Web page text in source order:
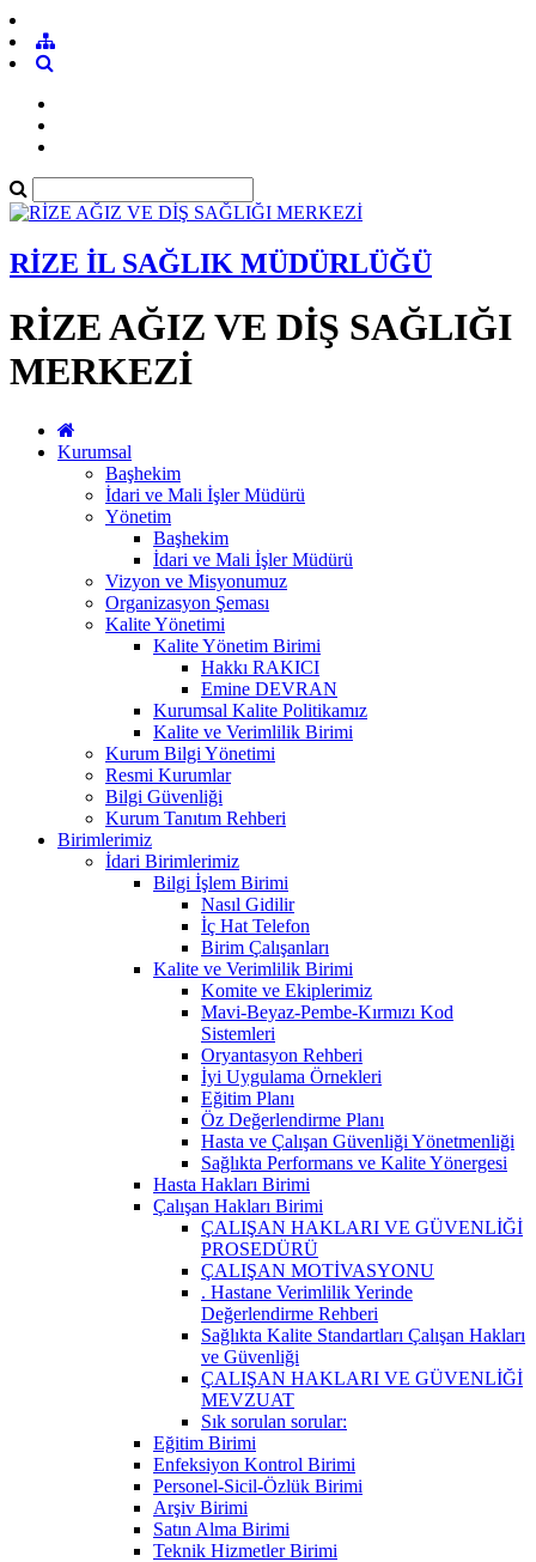
RİZE İL SAĞLIK MÜDÜRLÜĞÜ
RİZE AĞIZ VE DİŞ SAĞLIĞI
MERKEZİ
Kurumsal
Başhekim
İdari ve Mali İşler Müdürü
Yönetim
Başhekim
İdari ve Mali İşler Müdürü
Vizyon ve Misyonumuz
Organizasyon Şeması
Kalite Yönetimi
Kalite Yönetim Birimi
Hakkı RAKICI
Emine DEVRAN
Kurumsal Kalite Politikamız
Kalite ve Verimlilik Birimi
Kurum Bilgi Yönetimi
Resmi Kurumlar
Bilgi Güvenliği
Kurum Tanıtım Rehberi
Birimlerimiz
İdari Birimlerimiz
Bilgi İşlem Birimi
Nasıl Gidilir
İç Hat Telefon
Birim Çalışanları
Kalite ve Verimlilik Birimi
Komite ve Ekiplerimiz
Mavi-Beyaz-Pembe-Kırmızı Kod
Sistemleri
Oryantasyon Rehberi
İyi Uygulama Örnekleri
Eğitim Planı
Öz Değerlendirme Planı
Hasta ve Çalışan Güvenliği Yönetmenliği
Sağlıkta Performans ve Kalite Yönergesi
Hasta Hakları Birimi
Çalışan Hakları Birimi
ÇALIŞAN HAKLARI VE GÜVENLİĞİ
PROSEDÜRÜ
ÇALIŞAN MOTİVASYONU
. Hastane Verimlilik Yerinde
Değerlendirme Rehberi
Sağlıkta Kalite Standartları Çalışan Hakları
ve Güvenliği
ÇALIŞAN HAKLARI VE GÜVENLİĞİ
MEVZUAT
Sık sorulan sorular:
Eğitim Birimi
Enfeksiyon Kontrol Birimi
Personel-Sicil-Özlük Birimi
Arşiv Birimi
Satın Alma Birimi
Teknik Hizmetler Birimi